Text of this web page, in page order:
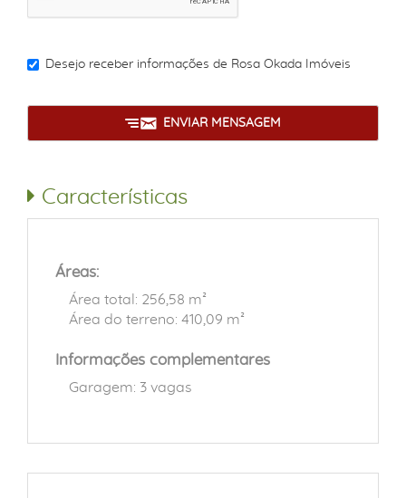
Desejo receber informações de Rosa Okada Imóveis
ENVIAR MENSAGEM
Características
Áreas:
Área total: 256,58 m²
Área do terreno: 410,09 m²
Informações complementares
Garagem: 3 vagas